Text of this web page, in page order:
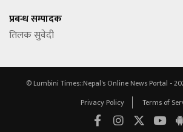
प्रबन्ध सम्पादक
तिलक सुवेदी
© Lumbini Times::Nepal's Online News Portal -
Privacy Policy
Terms of